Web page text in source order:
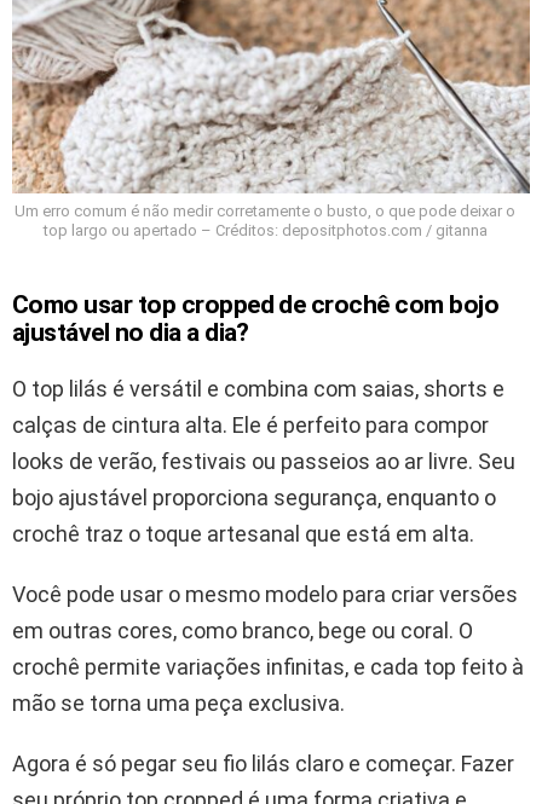
Um erro comum é não medir corretamente o busto, o que pode deixar o
top largo ou apertado – Créditos: depositphotos.com / gitanna
Como usar top cropped de crochê com bojo
ajustável no dia a dia?
O top lilás é versátil e combina com saias, shorts e
calças de cintura alta. Ele é perfeito para compor
looks de verão, festivais ou passeios ao ar livre. Seu
bojo ajustável proporciona segurança, enquanto o
crochê traz o toque artesanal que está em alta.
Você pode usar o mesmo modelo para criar versões
em outras cores, como branco, bege ou coral. O
crochê permite variações infinitas, e cada top feito à
mão se torna uma peça exclusiva.
Agora é só pegar seu fio lilás claro e começar. Fazer